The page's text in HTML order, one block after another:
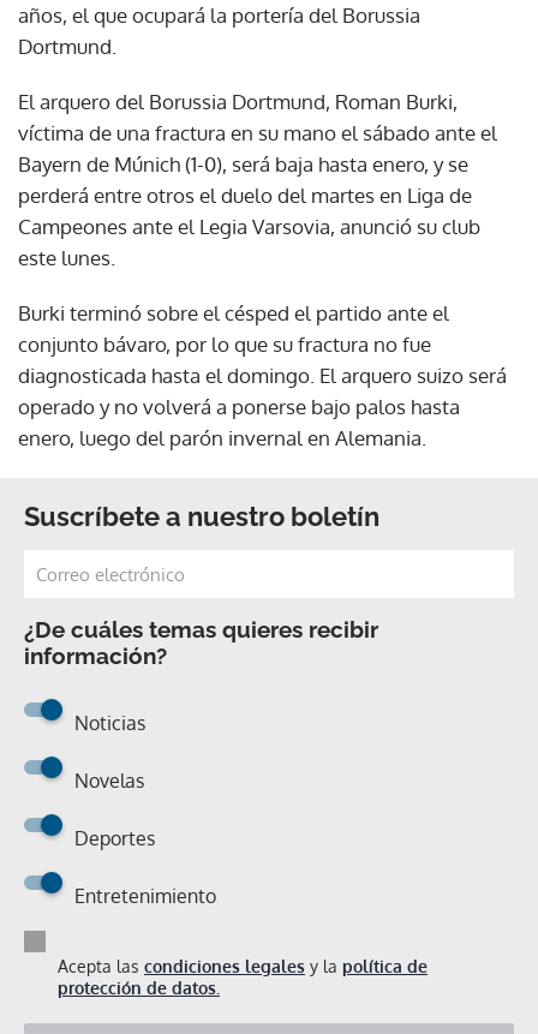
años, el que ocupará la portería del Borussia
Dortmund.
El arquero del Borussia Dortmund, Roman Burki,
víctima de una fractura en su mano el sábado ante el
Bayern de Múnich (1-0), será baja hasta enero, y se
perderá entre otros el duelo del martes en Liga de
Campeones ante el Legia Varsovia, anunció su club
este lunes.
Burki terminó sobre el césped el partido ante el
conjunto bávaro, por lo que su fractura no fue
diagnosticada hasta el domingo. El arquero suizo será
operado y no volverá a ponerse bajo palos hasta
enero, luego del parón invernal en Alemania.
Suscríbete a nuestro boletín
¿De cuáles temas quieres recibir
información?
Noticias
Novelas
Deportes
Entretenimiento
Acepta las condiciones legales y la política de
protección de datos.